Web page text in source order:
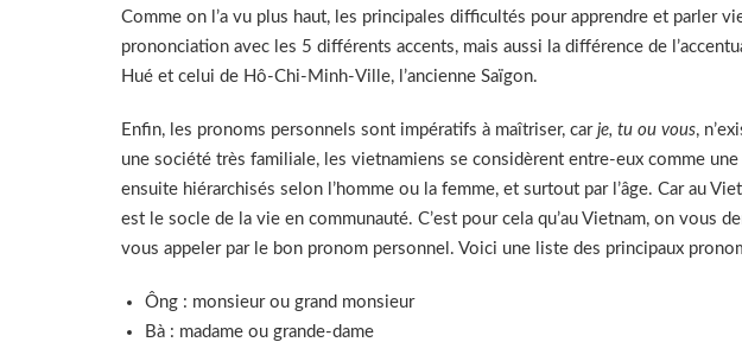
Comme on l’a vu plus haut, les principales difficultés pour apprendre et parler
prononciation avec les 5 différents accents, mais aussi la différence de
Hué et celui de Hô-Chi-Minh-Ville, l’ancienne Saïgon.
Enfin, les pronoms personnels sont impératifs à maîtriser, car je, tu ou vous,
une société très familiale, les vietnamiens se considèrent entre-eux comme
ensuite hiérarchisés selon l’homme ou la femme, et surtout par l’âge. Car au
est le socle de la vie en communauté. C’est pour cela qu’au Vietnam, on vous
vous appeler par le bon pronom personnel. Voici une liste des principaux
Ông : monsieur ou grand monsieur
Bà : madame ou grande-dame